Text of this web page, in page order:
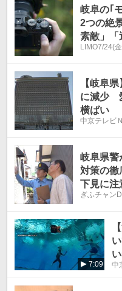
岐阜の｢
2つの絶
素敵」「
LIMO7/24(
【岐阜
に減少
横ばい
「関市」
中京テレビ
岐阜県
対策の
下見に注
ぎふチャン
7:09 中